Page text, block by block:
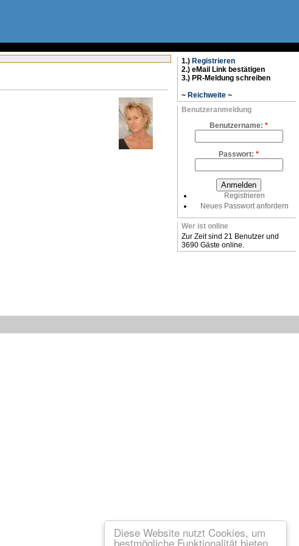
Diese Website nutzt Cookies, um
bestmögliche Funktionalität bieten
1.) Registrieren
2.) eMail Link bestätigen
3.) PR-Meldung schreiben
~ Reichweite ~
Benutzeranmeldung
Benutzername: *
Passwort: *
Registrieren
Neues Passwort anfordern
Wer ist online
Zur Zeit sind 21 Benutzer und
3690 Gäste online.